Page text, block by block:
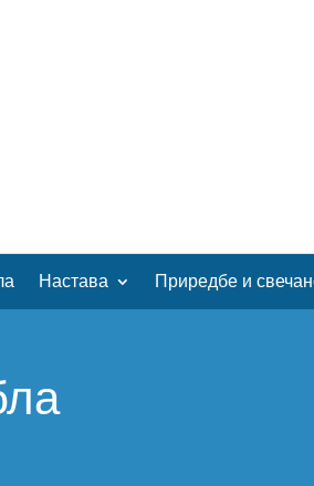
Настава Приредбе и